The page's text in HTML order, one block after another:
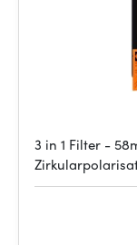
3 in 1 Filter -